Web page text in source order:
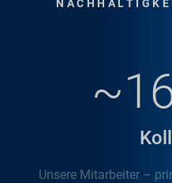
Unsere Mitarbeiter –